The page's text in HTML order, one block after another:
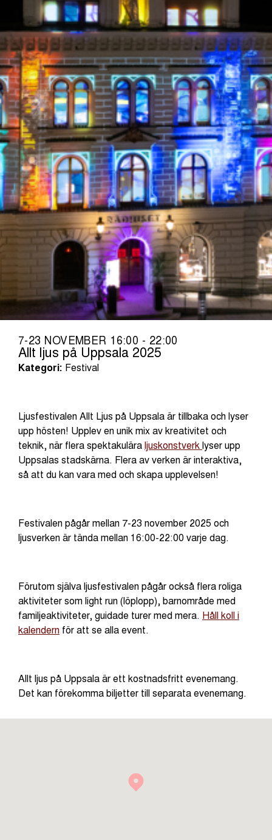
7-23 NOVEMBER 16:00 - 22:00
Allt ljus på Uppsala 2025
Kategori: Festival
Ljusfestivalen Allt Ljus på Uppsala är tillbaka och lyser
upp hösten! Upplev en unik mix av kreativitet och
teknik, när flera spektakuläraljuskonstverklyser upp
Uppsalas stadskärna. Flera av verken är interaktiva,
så att du kan vara med och skapa upplevelsen!
Festivalen pågår mellan 7-23 november 2025 och
ljusverken är tända mellan 16:00-22:00 varje dag.
Förutom själva ljusfestivalen pågår också flera roliga
aktiviteter som light run (löplopp), barnområde med
familjeaktiviteter, guidade turer med mera. Håll koll i
kalendern för att se alla event.
Allt ljus på Uppsala är ett kostnadsfritt evenemang.
Det kan förekomma biljetter till separata evenemang.